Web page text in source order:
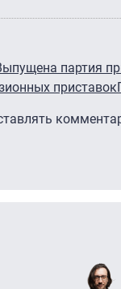
партия
приставок